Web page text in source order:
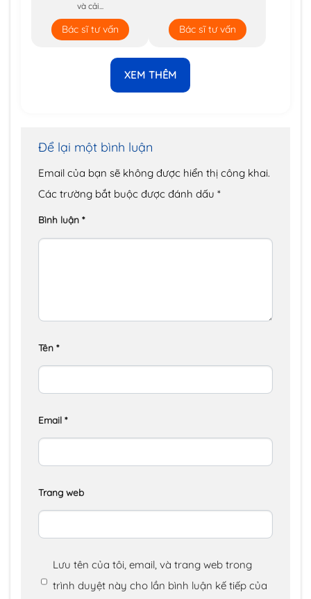
và cải...
Bác sĩ tư vấn Bác sĩ tư vấn
XEM THÊM
Để lại một bình luận
Email của bạn sẽ không được hiển thị công khai.
Các trường bắt buộc được đánh dấu *
Bình luận *
Tên *
Email *
Trang web
Lưu tên của tôi, email, và trang web trong
trình duyệt này cho lần bình luận kế tiếp của